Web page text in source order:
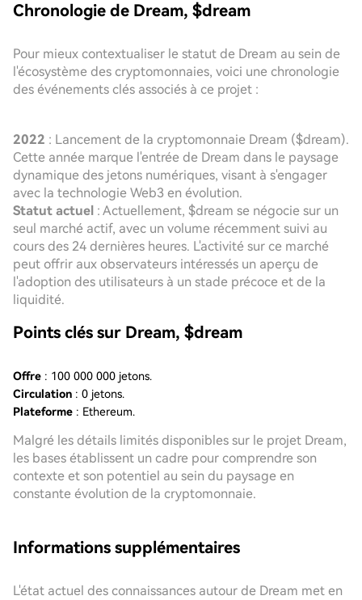
Chronologie de Dream, $dream
Pour mieux contextualiser le statut de Dream au sein de
l'écosystème des cryptomonnaies, voici une chronologie
des événements clés associés à ce projet :
2022 : Lancement de la cryptomonnaie Dream ($dream).
Cette année marque l'entrée de Dream dans le paysage
dynamique des jetons numériques, visant à s'engager
avec la technologie Web3 en évolution.
Statut actuel : Actuellement, $dream se négocie sur un
seul marché actif, avec un volume récemment suivi au
cours des 24 dernières heures. L'activité sur ce marché
peut offrir aux observateurs intéressés un aperçu de
l'adoption des utilisateurs à un stade précoce et de la
liquidité.
Points clés sur Dream, $dream
Offre : 100 000 000 jetons.
Circulation : 0 jetons.
Plateforme : Ethereum.
Malgré les détails limités disponibles sur le projet Dream,
les bases établissent un cadre pour comprendre son
contexte et son potentiel au sein du paysage en
constante évolution de la cryptomonnaie.
Informations supplémentaires
L'état actuel des connaissances autour de Dream met en